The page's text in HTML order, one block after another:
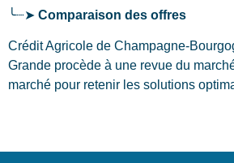
╰┈➤ Comparaison des offres
Crédit Agricole de Champagne-
Grande procède à une revue du
marché pour retenir les solutions